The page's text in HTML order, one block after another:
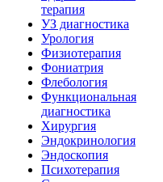
терапия
УЗ диагностика
Урология
Физиотерапия
Фониатрия
Флебология
Функциональная
диагностика
Хирургия
Эндокринология
Эндоскопия
Психотерапия